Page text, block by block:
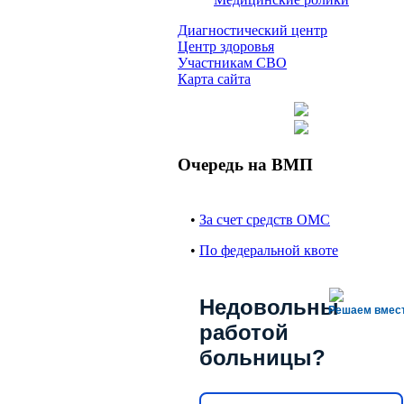
Диагностический центр
Центр здоровья
Участникам СВО
Карта сайта
Очередь на ВМП
• За счет средств ОМС
• По федеральной квоте
Решаем
Недовольны
работой
больницы?